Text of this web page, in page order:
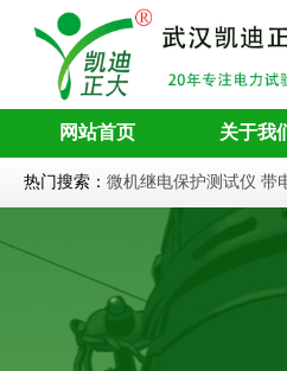
网站首页 关于我
热门搜索： 微机继电保护测试仪 带